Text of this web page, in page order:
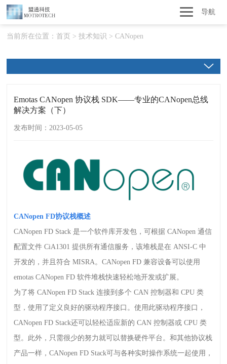
导航
当前所在位置：首页 >技术知识 >CANopen
Emotas CANopen 协议栈 SDK——专业的CANopen总线
解决方案（下）
发布时间：2023-05-05
CANopen FD协议栈概述
CANopen FD Stack 是一个软件库开发包，可根据CANopen通信
配置文件CiA1301提供所有通信服务，该堆栈是在ANSI-C中
开发的，并且符合MISRA。CANopen FD兼容设备可以使用
emotas CANopen FD软件堆栈快速轻松地开发或扩展。
为了将 CANopen FD Stack连接到多个CAN控制器和CPU类
型，使用了定义良好的驱动程序接口。使用此驱动程序接口，
CANopen FD Stack还可以轻松适应新的CAN控制器或CPU类
型。此外，只需很少的努力就可以替换硬件平台。和其他协议栈
产品一样，CANopen FD Stack可与各种实时操作系统一起使用，